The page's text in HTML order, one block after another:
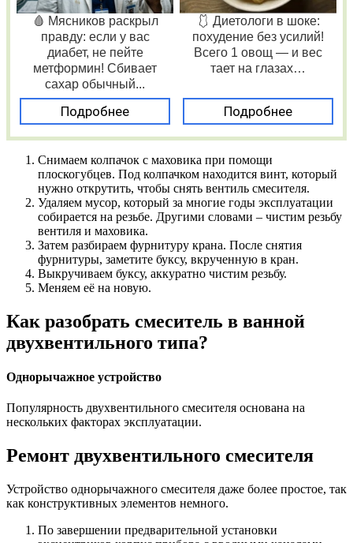
🩸 Мясников раскрыл
правду: если у вас
диабет, не пейте
метформин! Сбивает
сахар обычный...
Подробнее
🩱 Диетологи в шоке:
похудение без усилий!
Всего 1 овощ — и вес
тает на глазах…
Подробнее
Снимаем колпачок с маховика при помощи
плоскогубцев. Под колпачком находится винт, который
нужно открутить, чтобы снять вентиль смесителя.
Удаляем мусор, который за многие годы эксплуатации
собирается на резьбе. Другими словами – чистим резьбу
вентиля и маховика.
Затем разбираем фурнитуру крана. После снятия
фурнитуры, заметите буксу, вкрученную в кран.
Выкручиваем буксу, аккуратно чистим резьбу.
Меняем её на новую.
Как разобрать смеситель в ванной
двухвентильного типа?
Однорычажное устройство
Популярность двухвентильного смесителя основана на
нескольких факторах эксплуатации.
Ремонт двухвентильного смесителя
Устройство однорычажного смесителя даже более простое, так
как конструктивных элементов немного.
По завершении предварительной установки